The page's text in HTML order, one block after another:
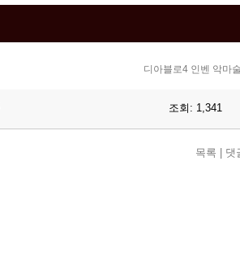
디아블로4 인벤 악마
조회: 1,341
목록 댓